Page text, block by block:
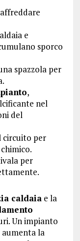
e
sporco
spazzola per
,
nel
del
circuito per
per
caldaiae la
Un impianto
la